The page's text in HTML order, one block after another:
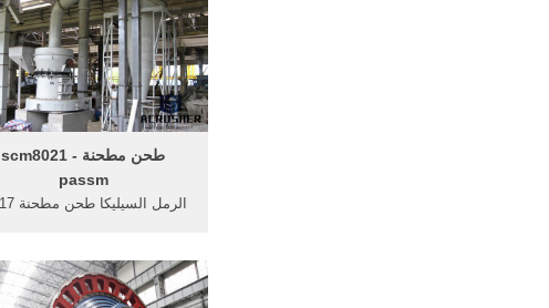
طحن مطحنة scm8021 -
passm
scm8021.